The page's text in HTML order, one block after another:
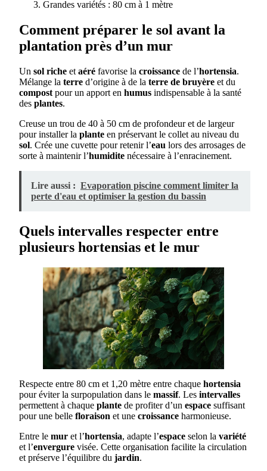
Grandes variétés : 80 cm à 1 mètre
Comment préparer le sol avant la
plantation près d’un mur
Un sol riche et aéré favorise la croissance de l’hortensia.
Mélange la terre d’origine à de la terre de bruyère et du
compost pour un apport en humus indispensable à la santé
des plantes.
Creuse un trou de 40 à 50 cm de profondeur et de largeur
pour installer la plante en préservant le collet au niveau du
sol. Crée une cuvette pour retenir l’eau lors des arrosages de
sorte à maintenir l’humidite nécessaire à l’enracinement.
Lire aussi : Evaporation piscine comment limiter la
perte d'eau et optimiser la gestion du bassin
Quels intervalles respecter entre
plusieurs hortensias et le mur
Respecte entre 80 cm et 1,20 mètre entre chaque hortensia
pour éviter la surpopulation dans le massif. Les intervalles
permettent à chaque plante de profiter d’un espace suffisant
pour une belle floraison et une croissance harmonieuse.
Entre le mur et l’hortensia, adapte l’espace selon la variété
et l’envergure visée. Cette organisation facilite la circulation
et préserve l’équilibre du jardin.